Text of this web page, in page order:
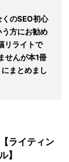
のSEO初心
方にお勧め
リライトで
せんが本1冊
まとめまし
ライティン
】